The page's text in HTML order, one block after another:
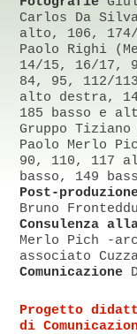
Carlos Da
alto, 106, 174/
Paolo Righi
14/15, 16/17,
84, 95, 112/
alto destra,
185 basso e
Gruppo
Paolo Merlo
90, 110, 117
basso, 149
Post-
Bruno Fronteddu
Consulenza
Merlo Pich -
associato
Comunicazione
Progetto
di